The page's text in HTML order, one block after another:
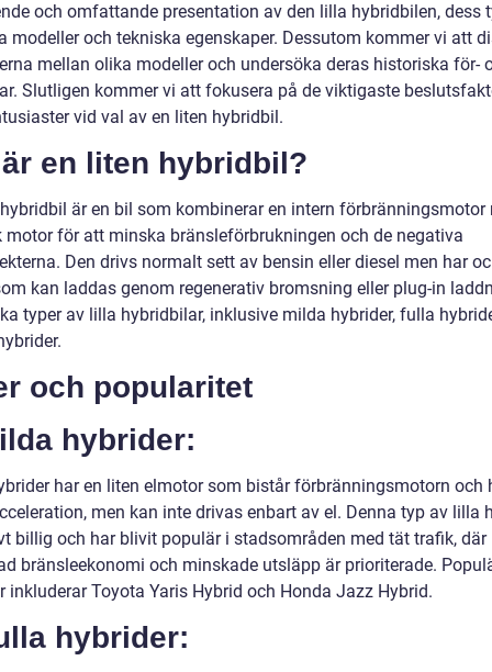
och omfattande presentation av den lilla hybridbilen, dess
modeller och tekniska egenskaper. Dessutom kommer vi att
mellan olika modeller och undersöka deras historiska för-
Slutligen kommer vi att fokusera på de viktigaste
vid val av en liten hybridbil.
en liten hybridbil?
är en bil som kombinerar en intern förbränningsmotor
motor för att minska bränsleförbrukningen och de negativa
Den drivs normalt sett av bensin eller diesel men har
kan laddas genom regenerativ bromsning eller plug-in
typer av lilla hybridbilar, inklusive milda hybrider, fulla
och popularitet
hybrider:
har en liten elmotor som bistår förbränningsmotorn och
men kan inte drivas enbart av el. Denna typ av lilla
billig och har blivit populär i stadsområden med tät trafik, där
bränsleekonomi och minskade utsläpp är prioriterade.
inkluderar Toyota Yaris Hybrid och Honda Jazz Hybrid.
hybrider: